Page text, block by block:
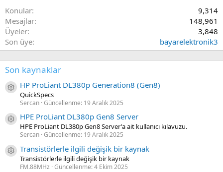
Konular
9,314
Mesajlar
148,961
Üyeler
3,848
Son üye
bayarelektronik3
Son kaynaklar
Kaynak ikon/amblem
HP ProLiant DL380p Generation8 (Gen8)
QuickSpecs
Sercan Güncellenme: 19 Aralık 2025
Kaynak ikon/amblem
HPE ProLiant DL380p Gen8 Server
HPE ProLiant DL380p Gen8 Server'a ait kullanıcı kılavuzu.
Sercan Güncellenme: 19 Aralık 2025
Kaynak ikon/amblem
Transistörlerle ilgili değişik bir kaynak
Transistörlerle ilgili değişik bir kaynak
FM.88MHz Güncellenme:4 Ekim 2025